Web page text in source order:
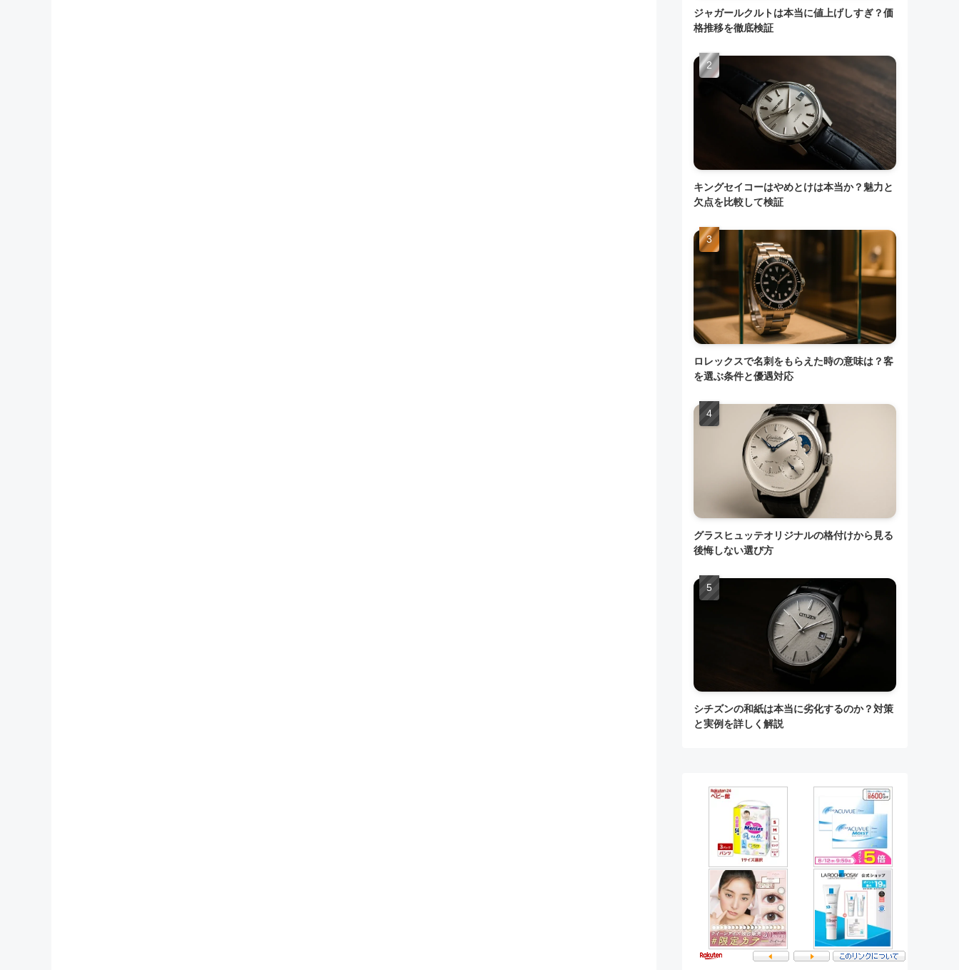
ジャガールクルトは本当に値上げしすぎ？価
格推移を徹底検証
キングセイコーはやめとけは本当か？魅力と
欠点を比較して検証
ロレックスで名刺をもらえた時の意味は？客
を選ぶ条件と優遇対応
グラスヒュッテオリジナルの格付けから見る
後悔しない選び方
シチズンの和紙は本当に劣化するのか？対策
と実例を詳しく解説